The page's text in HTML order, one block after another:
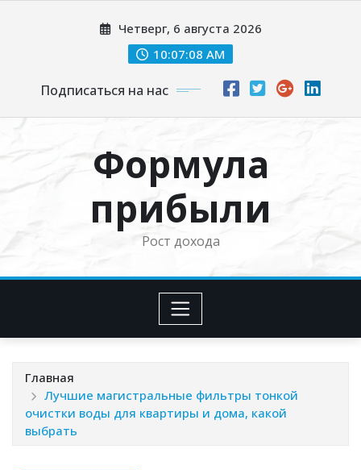
Четверг, 6 августа 2026
10:07:09 AM
Подписаться на нас
Формула
прибыли
Рост дохода
Главная
Лучшие магистральные фильтры тонкой
очистки воды для квартиры и дома, какой
выбрать